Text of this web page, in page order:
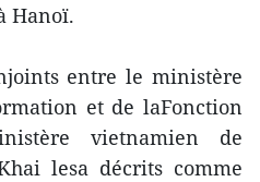
Hanoï.
entre le ministère
et de laFonction
vietnamien de
lesa décrits comme